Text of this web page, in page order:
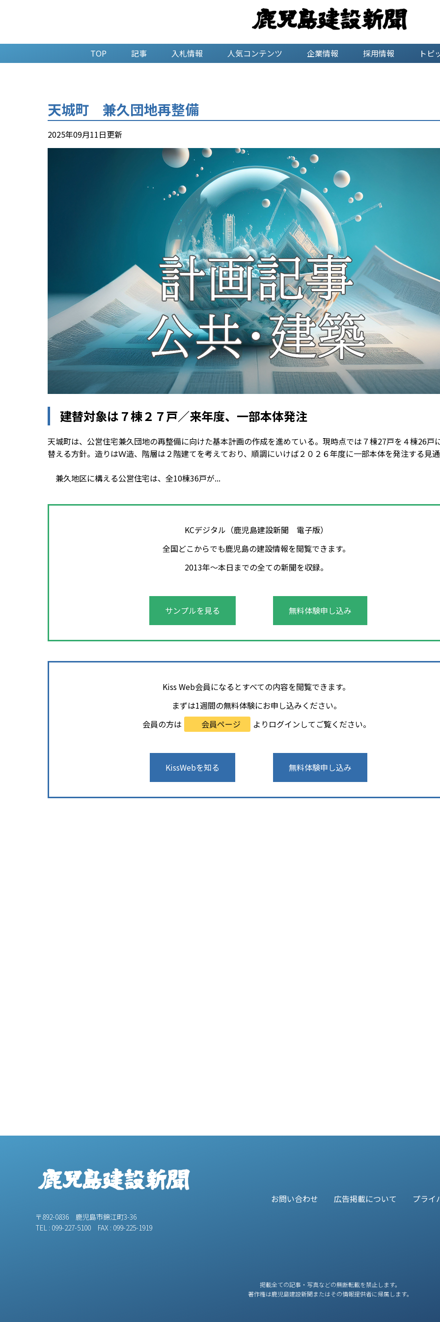
TOP 記事 入札情報 人気コンテンツ 企業情報 採用情報 トピ
天城町 兼久団地再整備
2025年09月11日更新
建替対象は７棟２７戸／来年度、一部本体発注
天城町は、公営住宅兼久団地の再整備に向けた基本計画の作成を進めている。現時点では７棟27戸を４棟26戸
替える方針。造りはＷ造、階層は２階建てを考えており、順調にいけば２０２６年度に一部本体を発注する見
兼久地区に構える公営住宅は、全10棟36戸が...
KCデジタル（鹿児島建設新聞 電子版）
全国どこからでも鹿児島の建設情報を閲覧できます。
2013年～本日までの全ての新聞を収録。
サンプルを見る 無料体験申し込み
Kiss Web会員になるとすべての内容を閲覧できます。
まずは1週間の無料体験にお申し込みください。
会員の方は
会員ページ よりログインしてご覧ください。
KissWebを知る 無料体験申し込み
〒892-0836 鹿児島市錦江町3-36
TEL : 099-227-5100 FAX : 099-225-1919
お問い合わせ 広告掲載について プライ
掲載全ての記事・写真などの無断転載を禁止します。
著作権は鹿児島建設新聞またはその情報提供者に帰属します。